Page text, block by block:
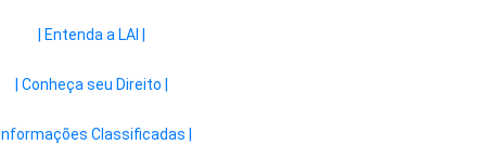
| Entenda a LAI |
| Conheça seu Direito |
| Informações Classificadas |